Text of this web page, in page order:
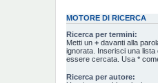
MOTORE DI RICERCA
Ricerca per termini:
Metti un + davanti alla
ignorata. Inserisci una lista
essere cercata. Usa *
Ricerca per autore: